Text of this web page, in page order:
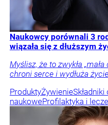
Naukowcy porównali 3
wiązała się z dłuższym
Myślisz, że to zwykła
chroni serce i wydłuża
ProduktyŻywienie
naukoweProfilaktyka i